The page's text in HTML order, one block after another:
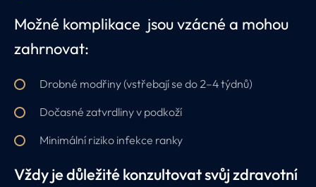
Možné komplikace jsou vzácné a mohou
zahrnovat:
Drobné modřiny (vstřebají se do 2–4 týdnů)
Dočasné zatvrdliny v podkoží
Minimální riziko infekce ranky
Vždy je důležité konzultovat svůj zdravotní